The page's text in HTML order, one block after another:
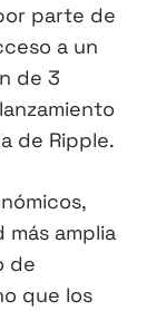
parte de
a un
de 3
de Ripple.
más amplia
de
que los